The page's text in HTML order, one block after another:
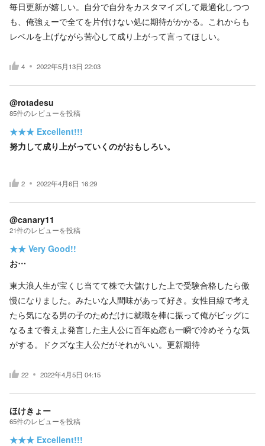
毎日更新が嬉しい。自分で自分をカスタマイズして最適化しつつ
も、俺強ぇーで全てを片付けない処に期待がかかる。これからも
レベルを上げながら苦心して成り上がって言ってほしい。
4 2022年5月13日 22:03
@rotadesu
85件のレビューを投稿
★★★ Excellent!!!
努力して成り上がっていくのがおもしろい。
2 2022年4月6日 16:29
@canary11
21件のレビューを投稿
★★ Very Good!!
お…
東大浪人生が宝くじ当てて株で大儲けした上で受験合格したら傲
慢になりました。みたいな人間味があって好き。女性目線で考え
たら気になる男の子のためだけに就職を棒に振って俺がビッグに
なるまで養えよ発言した主人公に百年ぬ恋も一瞬で冷めそうな気
がする。ドクズな主人公だがそれがいい。更新期待
22 2022年4月5日 04:15
ほけきょー
65件のレビューを投稿
★★★ Excellent!!!